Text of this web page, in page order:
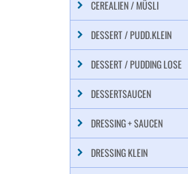
CEREALIEN / MÜSLI
DESSERT / PUDD.KLEIN
DESSERT / PUDDING LOSE
DESSERTSAUCEN
DRESSING + SAUCEN
DRESSING KLEIN